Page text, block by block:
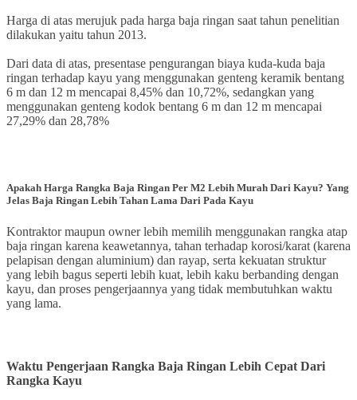
Harga di atas merujuk pada harga baja ringan saat tahun penelitian
dilakukan yaitu tahun 2013.
Dari data di atas, presentase pengurangan biaya kuda-kuda baja
ringan terhadap kayu yang menggunakan genteng keramik bentang
6 m dan 12 m mencapai 8,45% dan 10,72%, sedangkan yang
menggunakan genteng kodok bentang 6 m dan 12 m mencapai
27,29% dan 28,78%
Apakah Harga Rangka Baja Ringan Per M2 Lebih Murah Dari Kayu? Yang
Jelas Baja Ringan Lebih Tahan Lama Dari Pada Kayu
Kontraktor maupun owner lebih memilih menggunakan rangka atap
baja ringan karena keawetannya, tahan terhadap korosi/karat (karena
pelapisan dengan aluminium) dan rayap, serta kekuatan struktur
yang lebih bagus seperti lebih kuat, lebih kaku berbanding dengan
kayu, dan proses pengerjaannya yang tidak membutuhkan waktu
yang lama.
Waktu Pengerjaan Rangka Baja Ringan Lebih Cepat Dari
Rangka Kayu